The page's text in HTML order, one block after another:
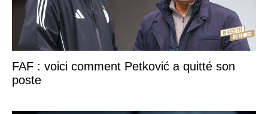
FAF : voici comment Petković a quitté son
poste